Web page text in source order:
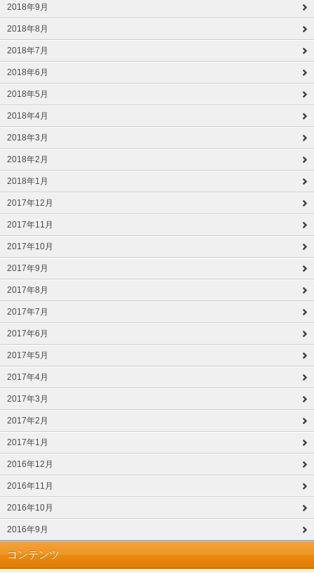
2018年9月
2018年8月
2018年7月
2018年6月
2018年5月
2018年4月
2018年3月
2018年2月
2018年1月
2017年12月
2017年11月
2017年10月
2017年9月
2017年8月
2017年7月
2017年6月
2017年5月
2017年4月
2017年3月
2017年2月
2017年1月
2016年12月
2016年11月
2016年10月
2016年9月
コンテンツ